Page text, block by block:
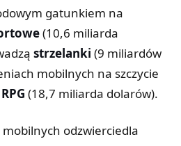
gatunkiem na
(10,6 miliarda
strzelanki (9 miliardów
mobilnych na szczycie
(18,7 miliarda dolarów).
odzwierciedla